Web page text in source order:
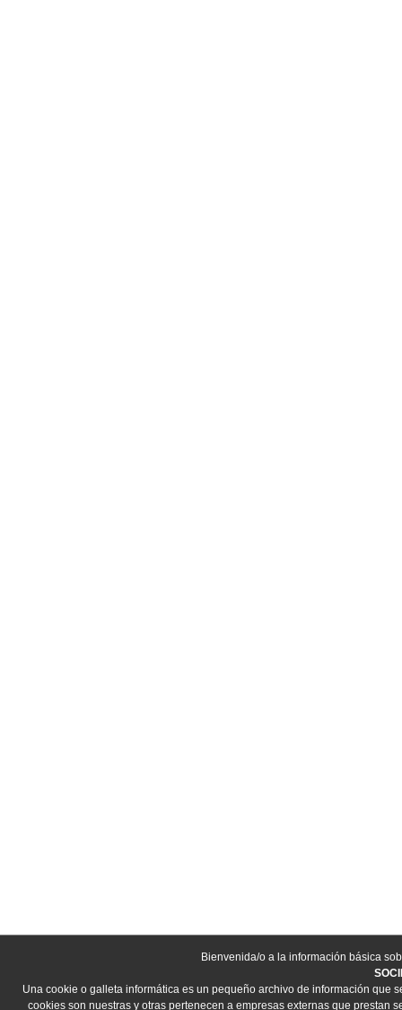
Bienvenida/o a la información básica
Una cookie o galleta informática es un pequeño archivo de información que
cookies son nuestras y otras pertenecen a empresas externas que prestan